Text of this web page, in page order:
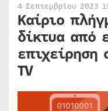
4 Σεπτεμβρίου 2023
Καίριο
δίκτυα από
επιχείρηση
TV